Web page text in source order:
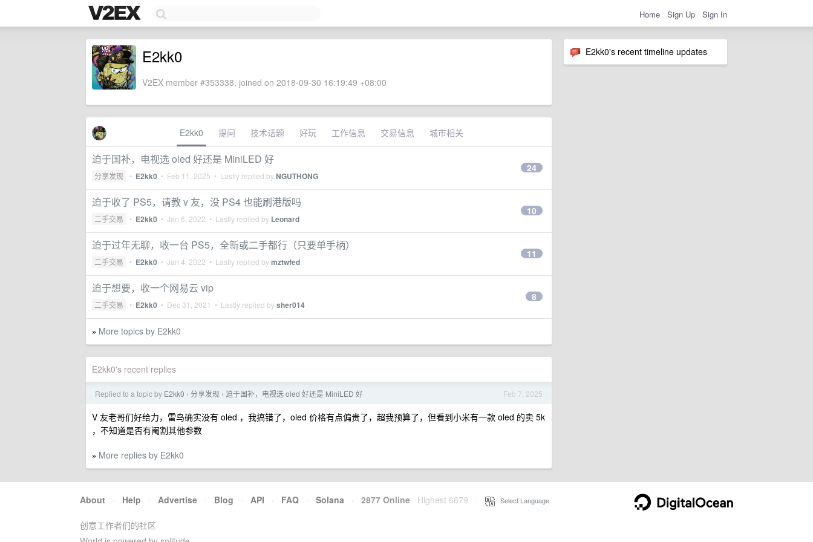
Home Sign Up Sign In
E2kk0's recent timeline updates
E2kk0
V2EX member #353338, joined on 2018-09-30 16:19:49 +08:00
E2kk0 提问 技术话题 好玩 工作信息 交易信息 城市相关
迫于国补，电视选 oled 好还是 MiniLED 好
分享发现 • E2kk0 • Feb 11, 2025 • Lastly replied byNGUTHONG
24
迫于收了 PS5，请教 v 友，没 PS4 也能刷港版吗
二手交易 • E2kk0 • Jan 6, 2022 • Lastly replied by Leonard
10
迫于过年无聊，收一台 PS5，全新或二手都行（只要单手柄）
二手交易 • E2kk0 • Jan 4, 2022 • Lastly replied bymztwfed
11
迫于想要，收一个网易云 vip
二手交易 • E2kk0 • Dec 31, 2021 • Lastly replied bysher014
8
» More topics by E2kk0
E2kk0's recent replies
Feb 7, 2025
Replied to a topic by E2kk0 › 分享发现 › 迫于国补，电视选 oled 好还是 MiniLED 好
V 友老哥们好给力，雷鸟确实没有 oled ，我搞错了，oled 价格有点偏贵了，超我预算了，但看到小米有一款 oled 的卖 5k
，不知道是否有阉割其他参数
» More replies by E2kk0
About · Help · Advertise · Blog · API · FAQ · Solana · 2877 Online Highest 6679 Select Language
创意工作者们的社区